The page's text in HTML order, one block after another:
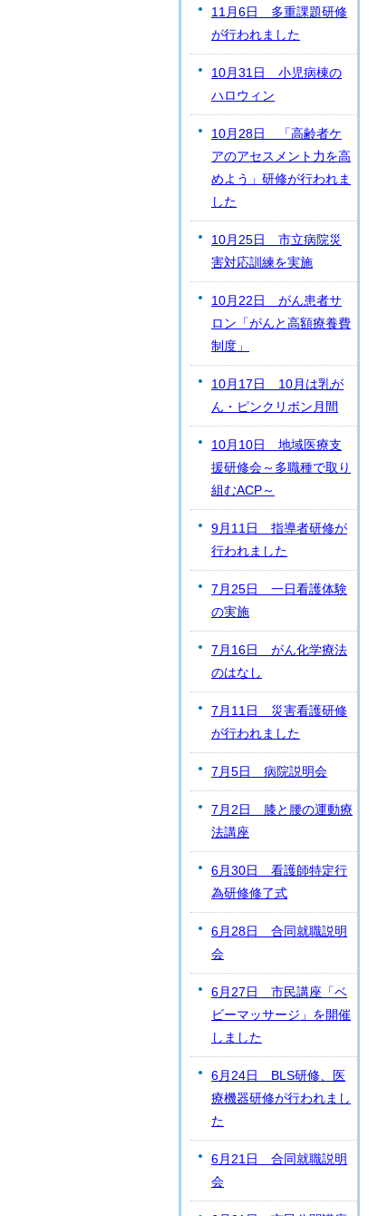
11月6日 多重課題研修
が行われました
10月31日 小児病棟の
ハロウィン
10月28日 「高齢者ケ
アのアセスメント力を高
めよう」研修が行われま
した
10月25日 市立病院災
害対応訓練を実施
10月22日 がん患者サ
ロン「がんと高額療養費
制度」
10月17日 10月は乳が
ん・ピンクリボン月間
10月10日 地域医療支
援研修会～多職種で取り
組むACP～
9月11日 指導者研修が
行われました
7月25日 一日看護体験
の実施
7月16日 がん化学療法
のはなし
7月11日 災害看護研修
が行われました
7月5日 病院説明会
7月2日 膝と腰の運動療
法講座
6月30日 看護師特定行
為研修修了式
6月28日 合同就職説明
会
6月27日 市民講座「ベ
ビーマッサージ」を開催
しました
6月24日 BLS研修、医
療機器研修が行われまし
た
6月21日 合同就職説明
会